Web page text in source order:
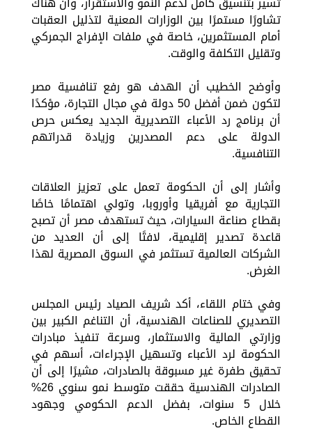
تشاورًا مستمرًا بين الوزارات المعنية لتذليل العقبات
أمام المستثمرين، خاصة في ملفات الإفراج الجمركي
وتقليل التكلفة والوقت.
وأوضح الخطيب أن الهدف هو رفع تنافسية مصر
لتكون ضمن أفضل 50 دولة في مجال التجارة، مؤكدًا
أن برنامج رد الأعباء التصديرية الجديد يعكس حرص
الدولة على دعم المصدرين وزيادة قدراتهم
التنافسية.
وأشار إلى أن الحكومة تعمل على تعزيز العلاقات
التجارية مع أفريقيا وأوروبا، وتولي اهتمامًا خاصًا
بقطاع صناعة السيارات، حيث تستهدف مصر أن تصبح
قاعدة تصدير إقليمية، لافتًا إلى أن العديد من
الشركات العالمية تستثمر في السوق المصرية لهذا
الغرض.
وفي ختام اللقاء، أكد شريف الصياد رئيس المجلس
التصديري للصناعات الهندسية، أن التناغم الكبير بين
وزارتي المالية والاستثمار، وسرعة تنفيذ مبادرات
الحكومة لرد الأعباء وتسهيل الإجراءات، أسهم في
تحقيق طفرة غير مسبوقة بالصادرات، مشيرًا إلى أن
الصادرات الهندسية حققت متوسط نمو سنوي 26%
خلال 5 سنوات، بفضل الدعم الحكومي وجهود
القطاع الخاص.